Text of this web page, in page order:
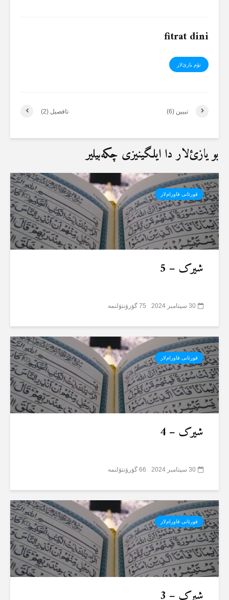
fitrat dini
تۆم یازئ‌لار
تافصیل (2) تبیین (6)
بو یازئ‌لار دا ایلگینیزی چکەبیلیر
قورئانی قاورام‌لار
شیرک – 5
30 سپتامبر 2024 75 گؤرۆنتۆلنمە
قورئانی قاورام‌لار
شیرک – 4
30 سپتامبر 2024 66 گؤرۆنتۆلنمە
قورئانی قاورام‌لار